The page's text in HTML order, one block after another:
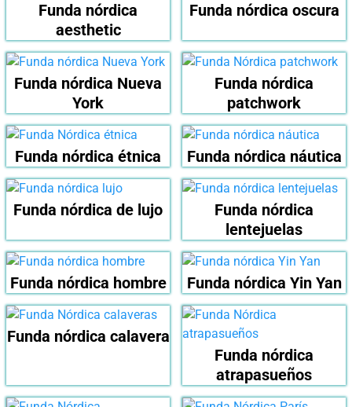
Funda nórdica
aesthetic
Funda nórdica oscura
Funda nórdica Nueva
York
Funda nórdica
patchwork
Funda nórdica étnica Funda nórdica náutica
Funda nórdica de lujo
Funda nórdica
lentejuelas
Funda nórdica hombre Funda nórdica Yin Yan
Funda nórdica calavera
Funda nórdica
atrapasueños